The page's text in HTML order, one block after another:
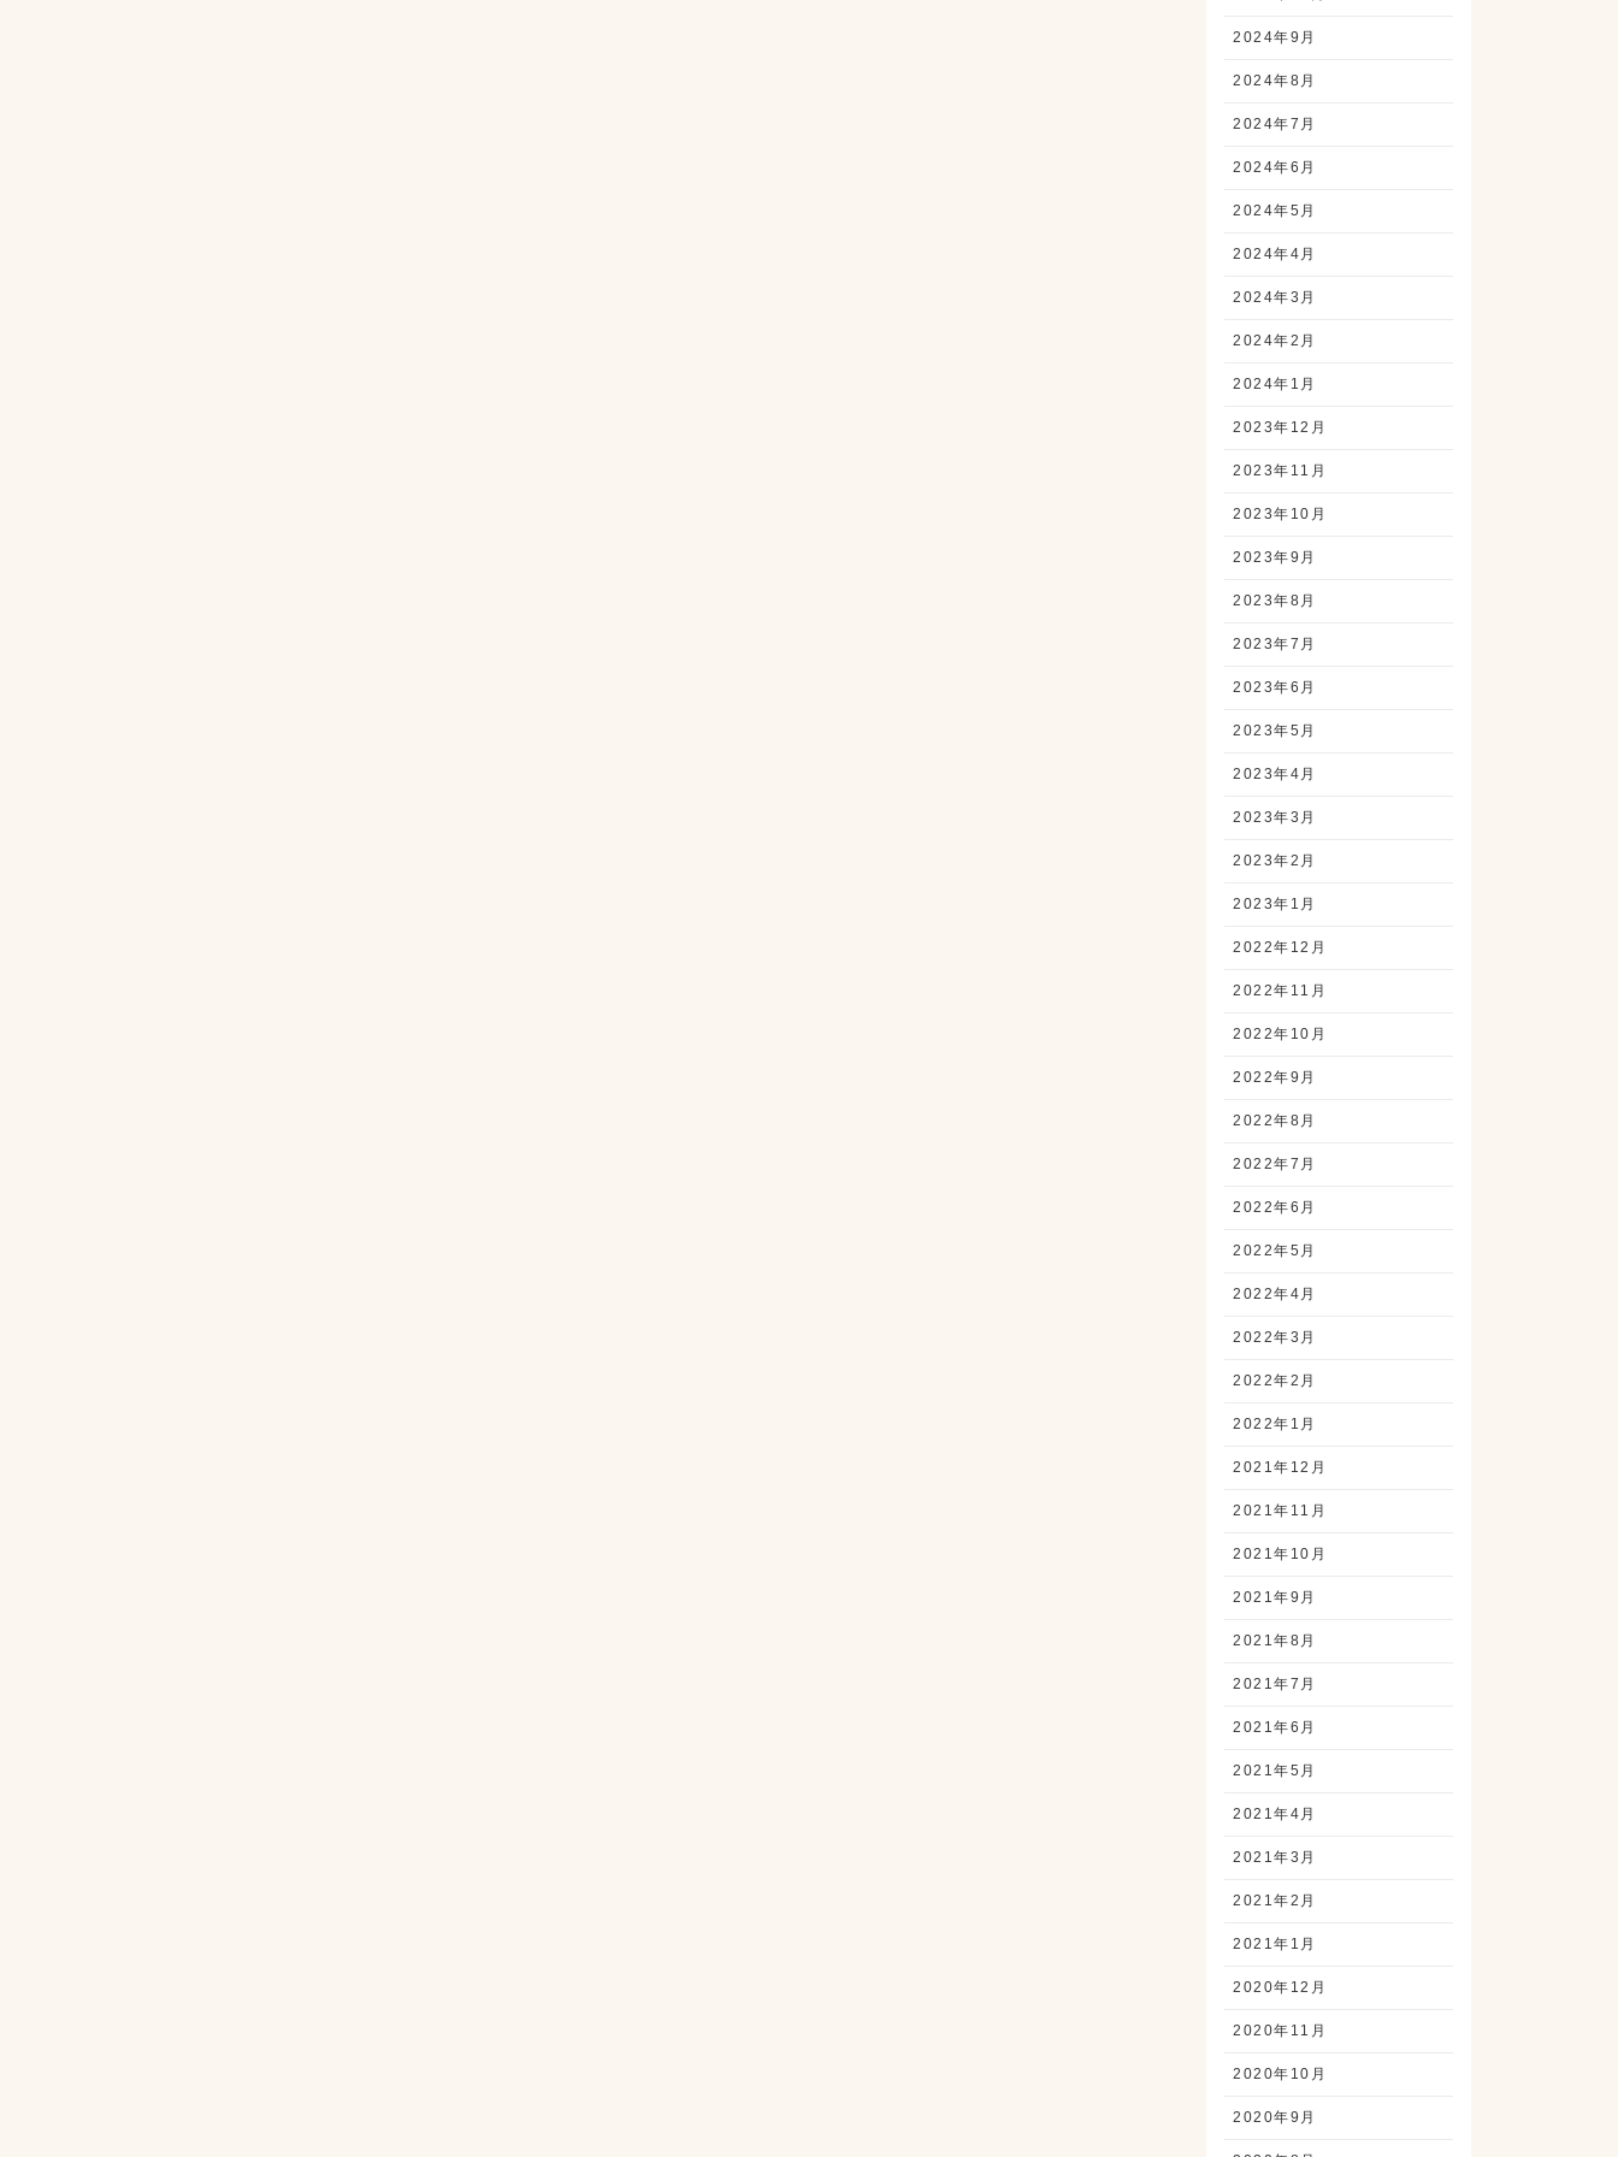
2024年9月
2024年8月
2024年7月
2024年6月
2024年5月
2024年4月
2024年3月
2024年2月
2024年1月
2023年12月
2023年11月
2023年10月
2023年9月
2023年8月
2023年7月
2023年6月
2023年5月
2023年4月
2023年3月
2023年2月
2023年1月
2022年12月
2022年11月
2022年10月
2022年9月
2022年8月
2022年7月
2022年6月
2022年5月
2022年4月
2022年3月
2022年2月
2022年1月
2021年12月
2021年11月
2021年10月
2021年9月
2021年8月
2021年7月
2021年6月
2021年5月
2021年4月
2021年3月
2021年2月
2021年1月
2020年12月
2020年11月
2020年10月
2020年9月